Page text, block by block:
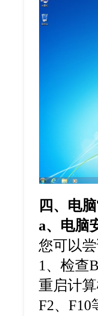
四、电
a、电脑
您可以
1 、检查
重启计
F2、F10